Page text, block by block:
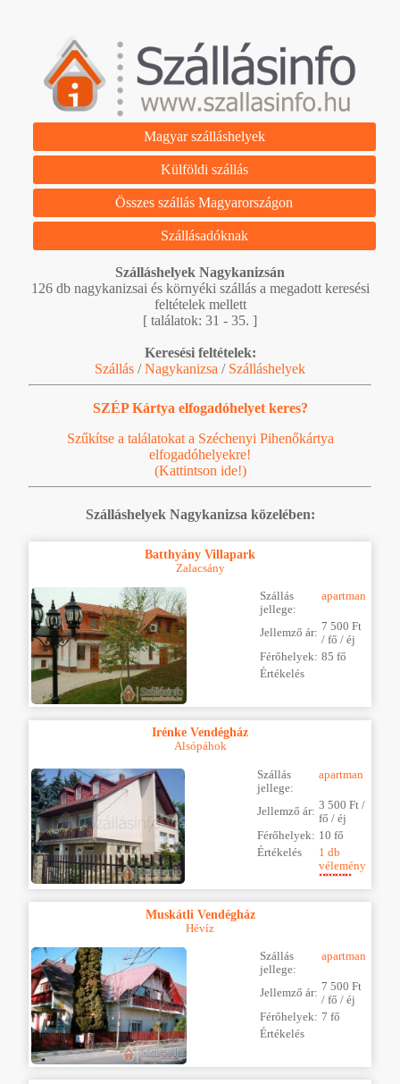
Magyar szálláshelyek
Külföldi szállás
Összes szállás Magyarországon
Szállásadóknak
Szálláshelyek Nagykanizsán
126 db nagykanizsai és környéki szállás a megadott keresési
feltételek mellett
[ találatok: 31 - 35. ]
Keresési feltételek:
Szállás /Nagykanizsa / Szálláshelyek
SZÉP Kártya elfogadóhelyet keres?
Szűkítse a találatokat a Széchenyi Pihenőkártya
elfogadóhelyekre!
(Kattintson ide!)
Szálláshelyek Nagykanizsa közelében:
Batthyány Villapark
Zalacsány
Szállás
jellege:
apartman
Jellemző ár: 7 500 Ft
/ fő / éj
Férőhelyek: 85 fő
Értékelés
Irénke Vendégház
Alsópáhok
Szállás
jellege:
apartman
Jellemző ár: 3 500 Ft /
fő / éj
Férőhelyek: 10 fő
Értékelés
1 db
vélemény
Muskátli Vendégház
Hévíz
Szállás
jellege:
apartman
Jellemző ár: 7 500 Ft
/ fő / éj
Férőhelyek: 7 fő
Értékelés